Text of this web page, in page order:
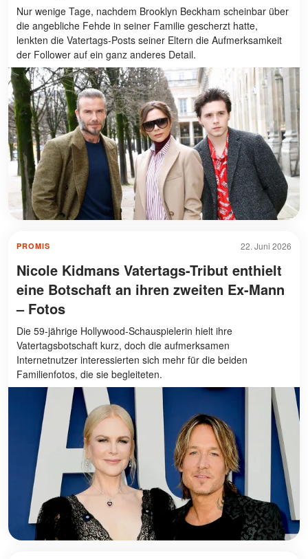
Nur wenige Tage, nachdem Brooklyn Beckham scheinbar über
die angebliche Fehde in seiner Familie gescherzt hatte,
lenkten die Vatertags-Posts seiner Eltern die Aufmerksamkeit
der Follower auf ein ganz anderes Detail.
22. Juni 2026
PROMIS
Nicole Kidmans Vatertags-Tribut enthielt
eine Botschaft an ihren zweiten Ex-Mann
– Fotos
Die 59-jährige Hollywood-Schauspielerin hielt ihre
Vatertagsbotschaft kurz, doch die aufmerksamen
Internetnutzer interessierten sich mehr für die beiden
Familienfotos, die sie begleiteten.